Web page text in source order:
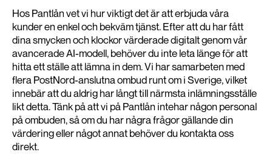
Hos Pantlån vet vi hur viktigt det är att erbjuda våra
kunder en enkel och bekväm tjänst. Efter att du har fått
dina smycken och klockor värderade digitalt genom vår
avancerade AI-modell, behöver du inte leta länge för att
hitta ett ställe att lämna in dem. Vi har samarbeten med
flera PostNord-anslutna ombud runt om i Sverige, vilket
innebär att du aldrig har långt till närmsta inlämningsställe
likt detta. Tänk på att vi på Pantlån intehar någon personal
på ombuden, så om du har några frågor gällande din
värdering eller något annat behöver du kontakta oss
direkt.